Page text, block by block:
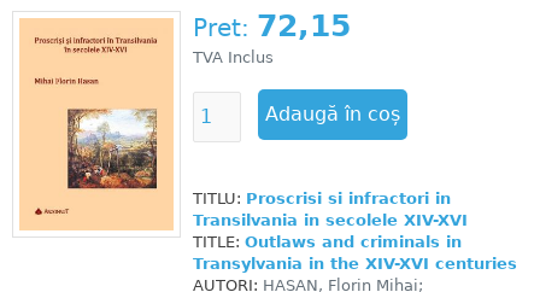
Pret: 72,15
TVA Inclus
TITLU: Proscrisi si infractori in
Transilvania in secolele XIV-XVI
TITLE: Outlaws and criminals in
Transylvania in the XIV-XVI centuries
AUTORI: HASAN, Florin Mihai;